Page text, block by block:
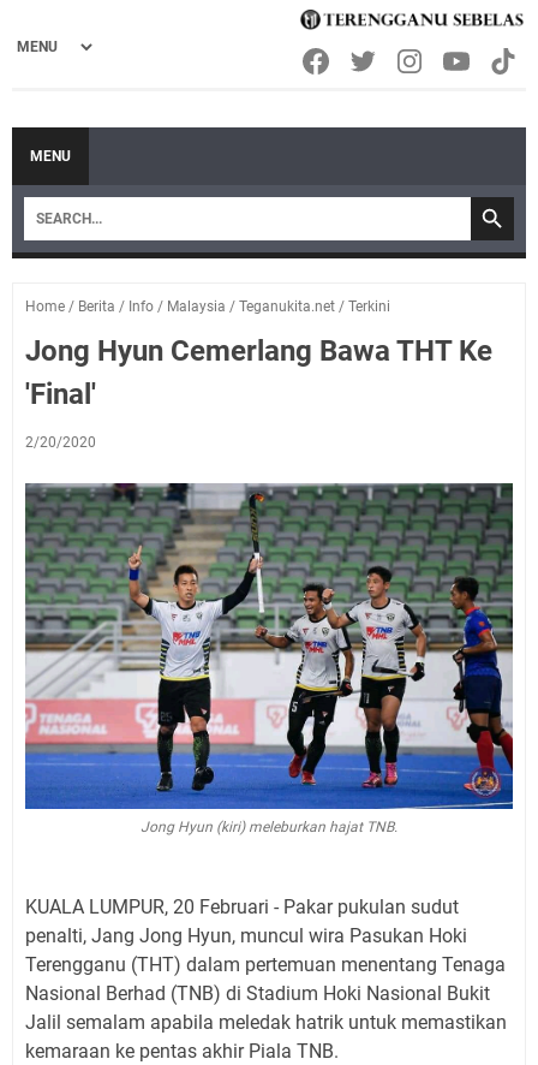
MENU
Home / Berita / Info / Malaysia / Teganukita.net / Terkini
Jong Hyun Cemerlang Bawa THT Ke
'Final'
2/20/2020
Jong Hyun (kiri) meleburkan hajat TNB.
KUALA LUMPUR, 20 Februari - Pakar pukulan sudut
penalti, Jang Jong Hyun, muncul wira Pasukan Hoki
Terengganu (THT) dalam pertemuan menentang Tenaga
Nasional Berhad (TNB) di Stadium Hoki Nasional Bukit
Jalil semalam apabila meledak hatrik untuk memastikan
kemaraan ke pentas akhir Piala TNB.